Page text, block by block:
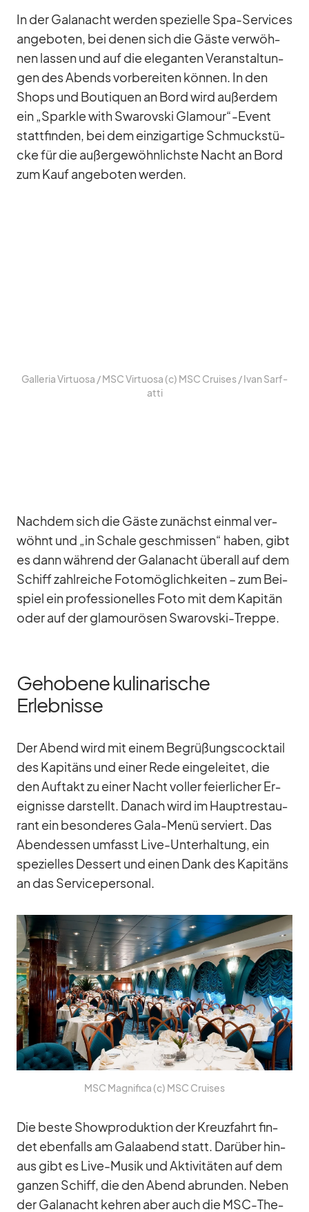
In der Ga­la­nacht wer­den spe­zi­elle Spa-Ser­vices
an­ge­bo­ten, bei de­nen sich die Gäste ver­wöh­
nen las­sen und auf die ele­gan­ten Ver­an­stal­tun­
gen des Abends vor­be­rei­ten kön­nen. In den
Shops und Bou­ti­quen an Bord wird au­ßer­dem
ein „Sparkle with Swa­rov­ski Glamour“-Event
statt­fin­den, bei dem ein­zig­ar­tige Schmuck­stü­
cke für die au­ßer­ge­wöhn­lichste Nacht an Bord
zum Kauf an­ge­bo­ten wer­den.
Gal­le­ria Vir­tuosa /​ MSC Vir­tuosa (c) MSC Crui­ses /​ Ivan Sarf­
atti
Nach­dem sich die Gäste zu­nächst ein­mal ver­
wöhnt und „in Schale ge­schmis­sen“ ha­ben, gibt
es dann wäh­rend der Ga­la­nacht über­all auf dem
Schiff zahl­rei­che Fo­to­mög­lich­kei­ten – zum Bei­
spiel ein pro­fes­sio­nel­les Foto mit dem Ka­pi­tän
oder auf der gla­mou­rö­sen Swa­rov­ski-Treppe.
Gehobene kulinarische
Erlebnisse
Der Abend wird mit ei­nem Be­grü­ßungs­cock­tail
des Ka­pi­täns und ei­ner Rede ein­ge­lei­tet, die
den Auf­takt zu ei­ner Nacht vol­ler fei­er­li­cher Er­
eig­nisse dar­stellt. Da­nach wird im Haupt­re­stau­
rant ein be­son­de­res Gala-Menü ser­viert. Das
Abend­essen um­fasst Live-Un­ter­hal­tung, ein
spe­zi­el­les Des­sert und ei­nen Dank des Ka­pi­täns
an das Ser­vice­per­so­nal.
MSC Ma­gni­fica (c) MSC Crui­ses
Die beste Show­pro­duk­tion der Kreuz­fahrt fin­
det eben­falls am Ga­la­abend statt. Dar­über hin­
aus gibt es Live-Mu­sik und Ak­ti­vi­tä­ten auf dem
gan­zen Schiff, die den Abend ab­run­den. Ne­ben
der Ga­la­nacht keh­ren aber auch die MSC-The­